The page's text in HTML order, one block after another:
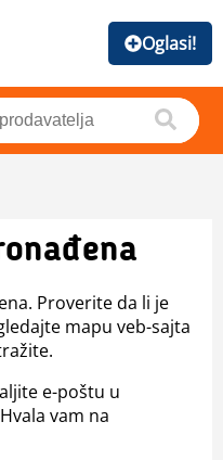
Oglasi!
Proverite da li je
mapu veb-sajta
e-poštu u
vam na